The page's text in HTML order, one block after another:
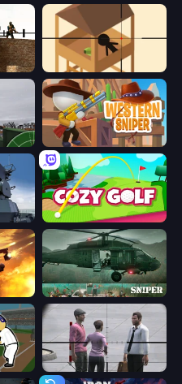
Lethal Sniper 3D: Army Soldier Elite Sniper
Western Sniper
Cozy Golf
SNIPER